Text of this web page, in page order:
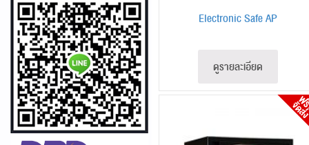
Electronic Safe AP
ดูรายละเอียด